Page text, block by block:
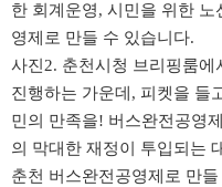
한 회계운영, 시민을 위한
영제로 만들 수 있습니다.
사진2. 춘천시청 브리핑룸
진행하는 가운데, 피켓을 들
민의 만족을! 버스완전공영
의 막대한 재정이 투입되는
춘천 버스완전공영제로 만